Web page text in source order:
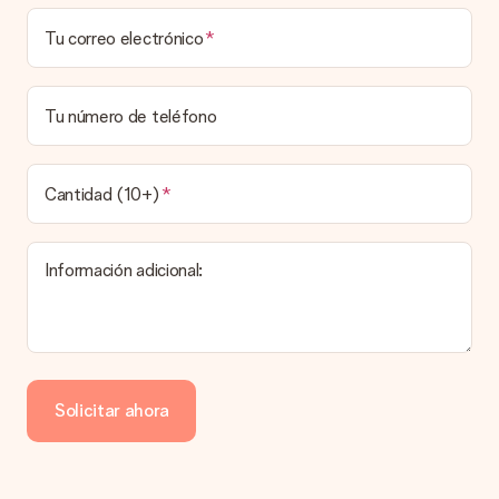
¿Puedo elegir una fecha de entrega?
Elegir la fecha exacta de entrega no es posible. Una vez
personalizado y completado tu pedido, recibirás una
confirmación con las fechas estimadas de entrega. Una vez
que el pedido haya sido enviado, será la empresa de
transportes la encargada de entregar el regalo.
¿Cuál es el tiempo de entrega y cuándo recibo mi
obsequio?
El tiempo de entrega se puede encontrar en la página del
producto del regalo.
¿Cómo puedo pagar mi pedido?
de crédito o transferencia bancaria. En caso de elegir
transferencia bancaria, ten en cuenta 3 días adicionales para la
entrega de tu regalo.
Tu correo electrónico
Tu número de teléfono
Cantidad (10+)
Información adicional:
Solicitar ahora